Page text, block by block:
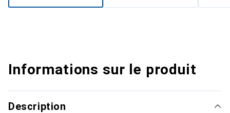
Informations sur le produit
Description